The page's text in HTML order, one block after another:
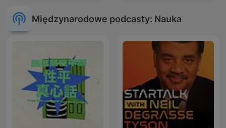
Międzynarodowe podcasty: Nauka